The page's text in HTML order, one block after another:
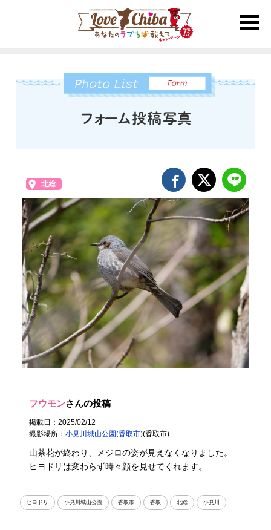
toggle
北総
フウモンさんの投稿
掲載日：2025/02/12
撮影場所：小見川城山公園(香取市)(香取市)
山茶花が終わり、メジロの姿が見えなくなりました。
ヒヨドリは変わらず時々顔を見せてくれます。
ヒヨドリ 小見川城山公園 香取市 香取 北総 小見川